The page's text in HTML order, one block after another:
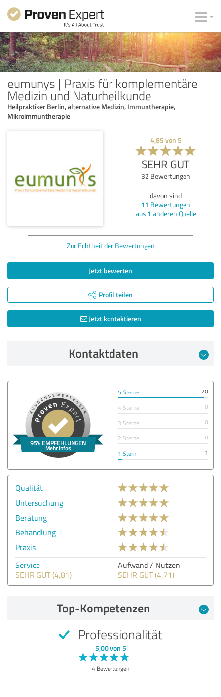
eumunys | Praxis für komplementäre
Medizin und Naturheilkunde
Heilpraktiker Berlin, alternative Medizin, Immuntherapie,
Mikroimmuntherapie
4,85 von 5
SEHR GUT
32 Bewertungen
davon sind
11 Bewertungen
aus 1 anderen Quelle
Zur Echtheit der Bewertungen
Jetzt bewerten
Profil teilen
Jetzt kontaktieren
Kontaktdaten
5 Sterne
20
4 Sterne
0
3 Sterne
0
2 Sterne
0
1 Stern
1
Qualität
Untersuchung
Beratung
Behandlung
Praxis
Service
SEHR GUT (4,81)
Aufwand / Nutzen
SEHR GUT (4,71)
Top-Kompetenzen
Professionalität
5,00 von 5
4 Bewertungen